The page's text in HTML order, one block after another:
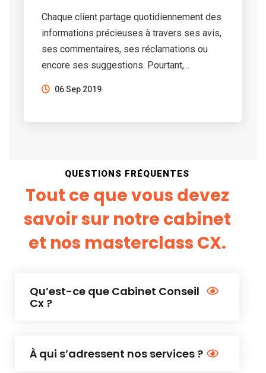
Chaque client partage quotidiennement des
informations précieuses à travers ses avis,
ses commentaires, ses réclamations ou
encore ses suggestions. Pourtant,...
06 Sep 2019
QUESTIONS FRÉQUENTES
Tout ce que vous devez
savoir sur notre cabinet
et nos masterclass CX.
Qu’est-ce que Cabinet Conseil
Cx ?
À qui s’adressent nos services ?